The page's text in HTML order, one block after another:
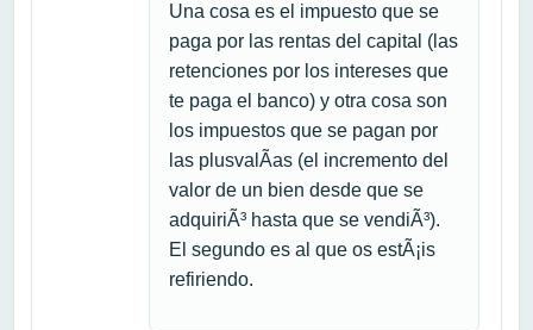
Una cosa es el impuesto que se
paga por las rentas del capital (las
retenciones por los intereses que
te paga el banco) y otra cosa son
los impuestos que se pagan por
las plusvalÃ­as (el incremento del
valor de un bien desde que se
adquiriÃ³ hasta que se vendiÃ³).
El segundo es al que os estÃ¡is
refiriendo.